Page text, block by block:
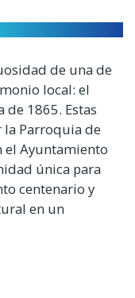
de una de
local: el
1865. Estas
la Parroquia de
el Ayuntamiento
única para
centenario y
en un